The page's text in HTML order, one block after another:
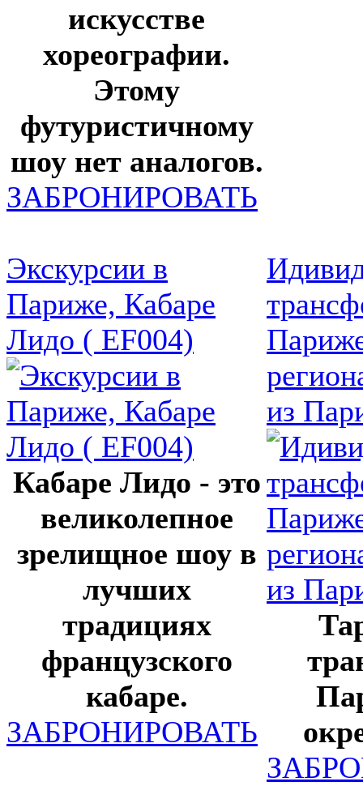
искусстве
хореографии.
Этому
футуристичному
шоу нет аналогов.
ЗАБРОНИРОВАТЬ
Экскурсии в
Париже, Кабаре
Лидо ( EF004)
Кабаре Лидо - это
великолепное
зрелищное шоу в
лучших
традициях
французского
кабаре.
ЗАБРОНИРОВАТЬ
из